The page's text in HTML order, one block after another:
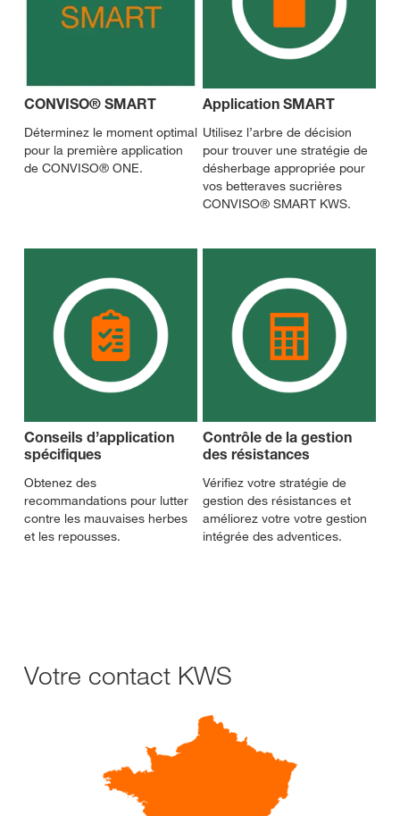
CONVISO® SMART
Déterminez le moment optimal
pour la première application
de CONVISO® ONE.
Application SMART
Utilisez l’arbre de décision
pour trouver une stratégie de
désherbage appropriée pour
vos betteraves sucrières
CONVISO® SMART KWS.
Conseils d’application
spécifiques
Obtenez des
recommandations pour lutter
contre les mauvaises herbes
et les repousses.
Contrôle de la gestion
des résistances
Vérifiez votre stratégie de
gestion des résistances et
améliorez votre votre gestion
intégrée des adventices.
Votre contact KWS